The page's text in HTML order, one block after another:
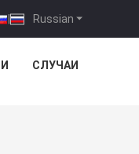
Russian
|
СЛУЧАИ